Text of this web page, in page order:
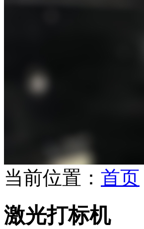
当前位置： 首页
激光打标机